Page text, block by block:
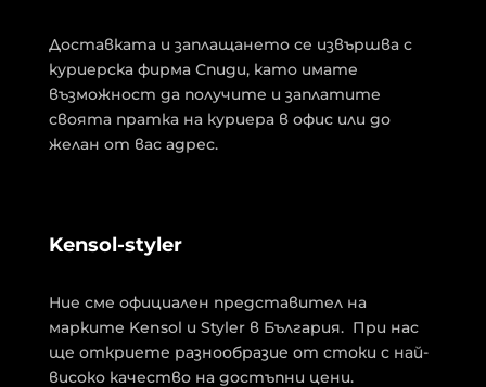
Доставката и заплащането се извършва с
куриерска фирма Спиди, като имате
възможност да получите и заплатите
своята пратка на куриера в офис или до
желан от вас адрес.
Kensol-styler
Ние сме официален представител на
марките Kensol и Styler в България. При нас
ще откриете разнообразие от стоки с най-
високо качество на достъпни цени.